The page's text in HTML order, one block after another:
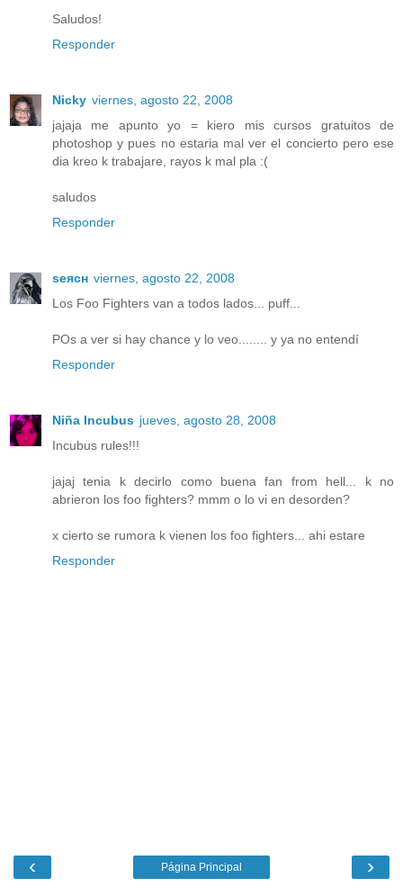
Saludos!
Responder
Nicky viernes, agosto 22, 2008
jajaja me apunto yo = kiero mis cursos gratuitos de
photoshop y pues no estaria mal ver el concierto pero ese
dia kreo k trabajare, rayos k mal pla :(
saludos
Responder
ѕeяcн viernes, agosto 22, 2008
Los Foo Fighters van a todos lados... puff...
POs a ver si hay chance y lo veo........ y ya no entendí
Responder
Niña Incubus jueves, agosto 28, 2008
Incubus rules!!!
jajaj tenia k decirlo como buena fan from hell... k no
abrieron los foo fighters? mmm o lo vi en desorden?
x cierto se rumora k vienen los foo fighters... ahi estare
Responder
‹ ›
Página Principal